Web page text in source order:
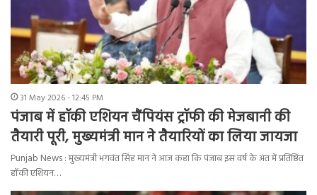
31 May 2026 - 12:45 PM
पंजाब में हॉकी एशियन चैंपियंस ट्रॉफी की मेजबानी की
तैयारी पूरी, मुख्यमंत्री मान ने तैयारियों का लिया जायजा
Punjab News : मुख्यमंत्री भगवंत सिंह मान ने आज कहा कि पंजाब इस वर्ष के अंत में प्रतिष्ठित
हॉकी एशियन…